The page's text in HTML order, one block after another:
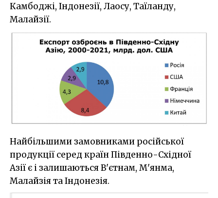
Камбоджі, Індонезії, Лаосу, Таїланду,
Малайзії.
Найбільшими замовниками російської
продукції серед країн Південно-Східної
Азії є і залишаються В'єтнам, М'янма,
Малайзія та Індонезія.